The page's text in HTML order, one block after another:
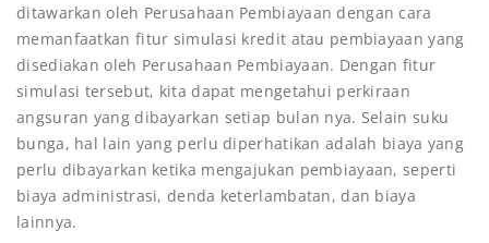
ditawarkan oleh Perusahaan Pembiayaan dengan cara
memanfaatkan fitur simulasi kredit atau pembiayaan yang
disediakan oleh Perusahaan Pembiayaan. Dengan fitur
simulasi tersebut, kita dapat mengetahui perkiraan
angsuran yang dibayarkan setiap bulan nya. Selain suku
bunga, hal lain yang perlu diperhatikan adalah biaya yang
perlu dibayarkan ketika mengajukan pembiayaan, seperti
biaya administrasi, denda keterlambatan, dan biaya
lainnya.